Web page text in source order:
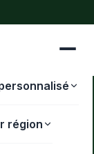
région